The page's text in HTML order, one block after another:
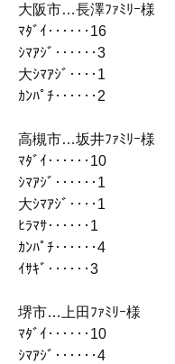
大阪市…長澤ﾌｧﾐﾘｰ様
ﾏﾀﾞｲ‥‥‥16
ｼﾏｱｼﾞ‥‥‥3
大ｼﾏｱｼﾞ‥‥1
ｶﾝﾊﾟﾁ‥‥‥2
高槻市…坂井ﾌｧﾐﾘｰ様
ﾏﾀﾞｲ‥‥‥10
ｼﾏｱｼﾞ‥‥‥1
大ｼﾏｱｼﾞ‥‥1
ﾋﾗﾏｻ‥‥‥1
ｶﾝﾊﾟﾁ‥‥‥4
ｲｻｷﾞ‥‥‥3
堺市…上田ﾌｧﾐﾘｰ様
ﾏﾀﾞｲ‥‥‥10
ｼﾏｱｼﾞ‥‥‥4